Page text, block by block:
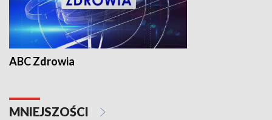
ABC Zdrowia
MNIEJSZOŚCI